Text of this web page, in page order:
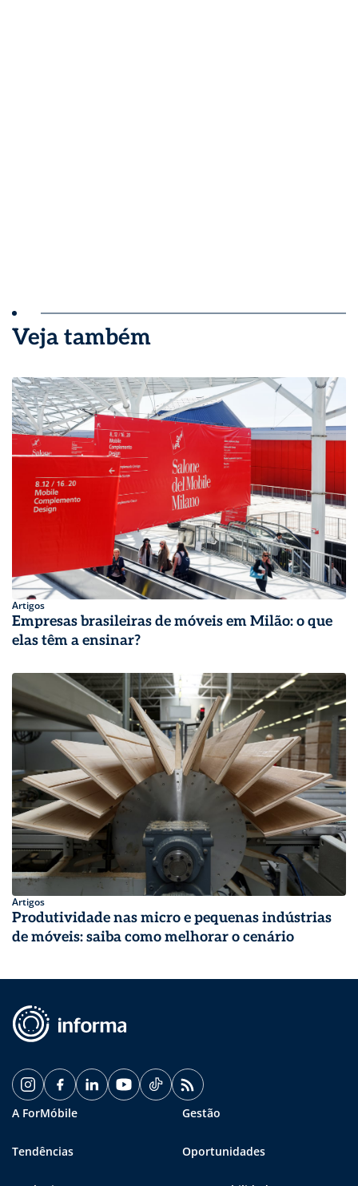
Veja também
Artigos
Empresas brasileiras de móveis em Milão: o que
elas têm a ensinar?
Artigos
Produtividade nas micro e pequenas indústrias
de móveis: saiba como melhorar o cenário
A ForMóbile Gestão
Tendências Oportunidades